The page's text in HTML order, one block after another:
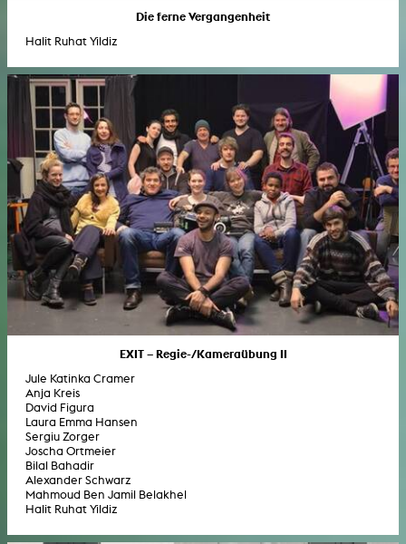
Die ferne Vergangenheit
Halit Ruhat Yildiz
EXIT – Regie-/Kameraübung II
Jule Katinka Cramer
Anja Kreis
David Figura
Laura Emma Hansen
Sergiu Zorger
Joscha Ortmeier
Bilal Bahadir
Alexander Schwarz
Mahmoud Ben Jamil Belakhel
Halit Ruhat Yildiz